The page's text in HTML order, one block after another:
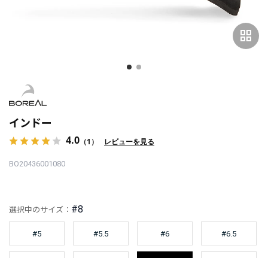
grid_view
インドー
4.0 （1） レビューを見る
BO20436001080
選択中のサイズ： #8
#5 #5.5 #6 #6.5